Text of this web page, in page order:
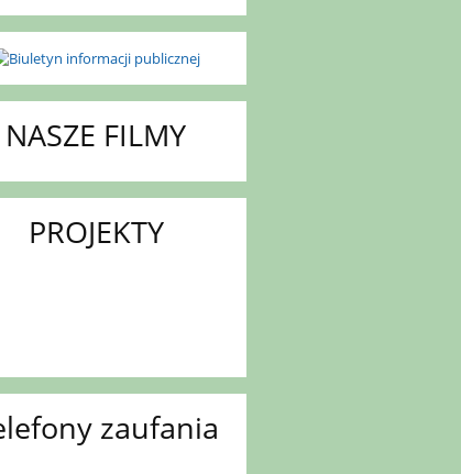
NASZE FILMY
PROJEKTY
zaufania